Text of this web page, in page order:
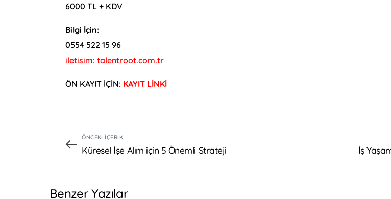
6000 TL + KDV
Bilgi İçin:
0554 522 15 96
iletisim: talentroot.com.tr
ÖN KAYIT İÇİN: KAYIT LİNKİ
ÖNCEKI İÇERIK
Küresel İşe Alım için 5 Önemli Strateji İş
Benzer Yazılar